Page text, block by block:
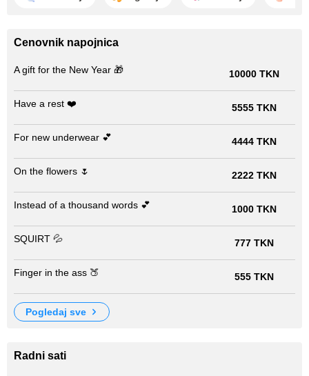
Cenovnik napojnica
A gift for the New Year 🎁 10000 TKN
Have a rest ❤️ 5555 TKN
For new underwear 💕 4444 TKN
On the flowers 🌷 2222 TKN
Instead of a thousand words 💕 1000 TKN
SQUIRT 💦 777 TKN
Finger in the ass 🍑 555 TKN
pogledaj sve
Radni sati